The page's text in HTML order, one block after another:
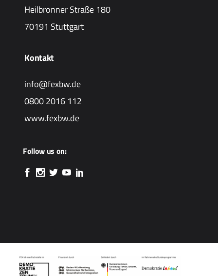
Heilbronner Straße 180
70191 Stuttgart
Kontakt
info@fexbw.de
0800 2016 112
www.fexbw.de
Follow us on: